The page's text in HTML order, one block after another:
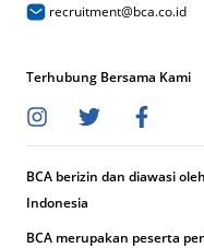
recruitment@bca.co.id
Terhubung Bersama Kami
BCA berizin dan diawasi
Indonesia
BCA merupakan peserta